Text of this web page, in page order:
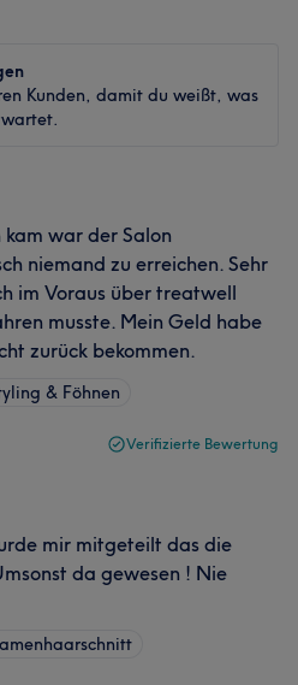
Kunden, damit du weißt, was
kam war der Salon
niemand zu erreichen. Sehr
im Voraus über treatwell
musste. Mein Geld habe
zurück bekommen.
& Föhnen
Verifizierte Bewertung
mir mitgeteilt das die
da gewesen ! Nie